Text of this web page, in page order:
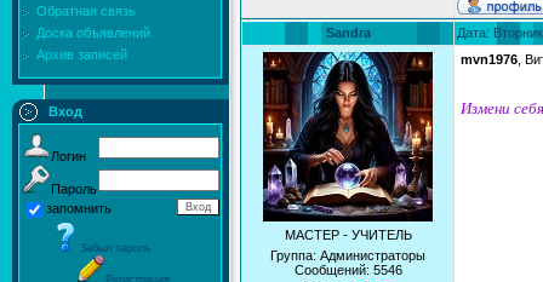
Обратная связь
Доска объявлений
Архив записей
Вход
Логин
Пароль
запомнить
Забыл пароль
Регистрация
Sandra Дата:
МАСТЕР - УЧИТЕЛЬ
Группа: Администраторы
Сообщений: 5546
mvn1976 ,
Измени